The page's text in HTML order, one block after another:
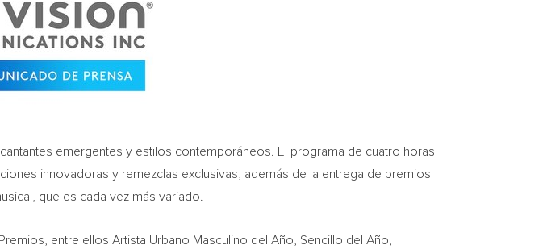
emergentes y estilos contemporáneos. El programa de cuatro horas
innovadoras y remezclas exclusivas, además de la entrega de premios
que es cada vez más variado.
entre ellos Artista Urbano Masculino del Año, Sencillo del Año,